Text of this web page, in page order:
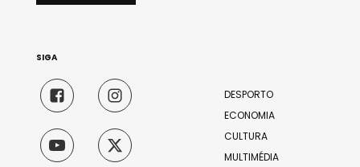
DESPORTO
ECONOMIA
CULTURA
MULTIMÉDIA
SIGA